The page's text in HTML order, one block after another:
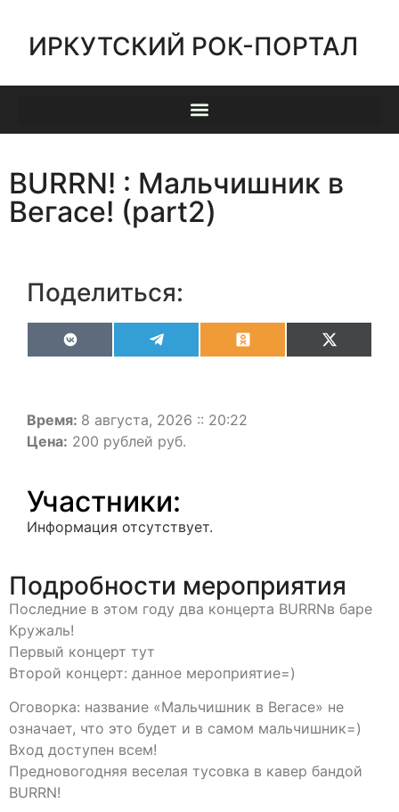
ИРКУТСКИЙ РОК-ПОРТАЛ
BURRN! : Мальчишник в
Вегасе! (part2)
Поделиться:
VK OdnoklassnikiX
(Twitter)
Время: 8 августа, 2026 :: 20:22
Цена: 200 рублей руб.
Участники:
Информация отсутствует.
Подробности мероприятия
Последние в этом году два концерта BURRNв баре
Кружаль!
Первый концерт тут
Второй концерт: данное мероприятие=)
Оговорка: название «Мальчишник в Вегасе» не
означает, что это будет и в самом мальчишник=)
Вход доступен всем!
Предновогодняя веселая тусовка в кавер бандой
BURRN!